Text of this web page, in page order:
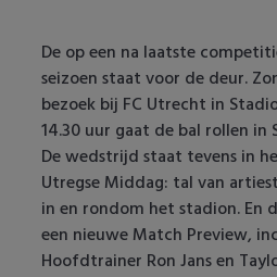
FC Utrecht
Feyenoord
Heracles Almelo
NAC Breda
Champions League
Europa League
Conference League
De op een na laatste
seizoen staat voor de deur.
bezoek bij FC Utrecht in
14.30 uur gaat de bal rollen in
De wedstrijd staat tevens in
Utregse Middag: tal van
in en rondom het stadion. En
een nieuwe Match Preview,
Hoofdtrainer Ron Jans en